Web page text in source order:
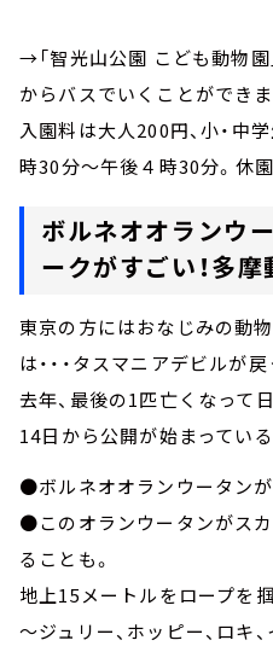
→「智光山公園 こども動物園
からバスでいくことができま
入園料は大人200円、小・中
時30分～午後４時30分。休園
ボルネオオランウ
ークがすごい！多摩
東京の方にはおなじみの動
は・・・タスマニアデビルが
去年、最後の1匹亡くなって
14日から公開が始まっている
●ボルネオオランウータンが
●このオランウータンがス
ることも。
地上15メートルをロープを
～ジュリー、ホッピー、ロキ、